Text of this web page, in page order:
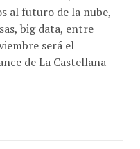
al futuro de la nube,
big data, entre
será el
de La Castellana